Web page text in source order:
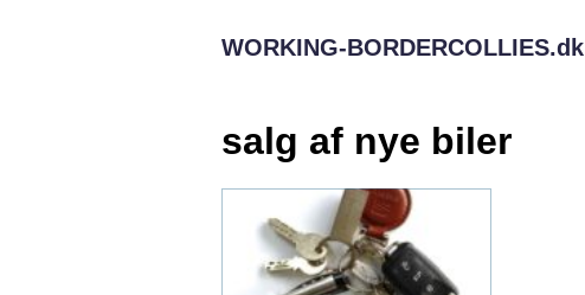
WORKING-BORDERCOLLIES.dk
salg af nye biler